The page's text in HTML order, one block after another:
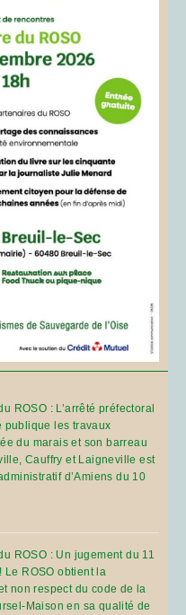
ROSO : L’arrêté préfectoral
publique les travaux
du marais et son barreau
Cauffry et Laigneville est
d’Amiens du 10
ROSO : Un jugement du 11
Le ROSO obtient la
non respect du code de la
Maison en sa qualité de